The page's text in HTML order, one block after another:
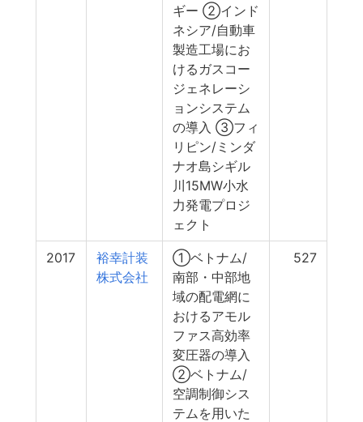
ギー ②インド
ネシア/自動車
製造工場にお
けるガスコー
ジェネレーシ
ョンシステム
の導入 ③フィ
リピン/ミンダ
ナオ島シギル
川15MW小水
力発電プロジ
ェクト
2017
裕幸計装
株式会社
①ベトナム/
南部・中部地
域の配電網に
おけるアモル
ファス高効率
変圧器の導入
②ベトナム/
空調制御シス
テムを用いた
527